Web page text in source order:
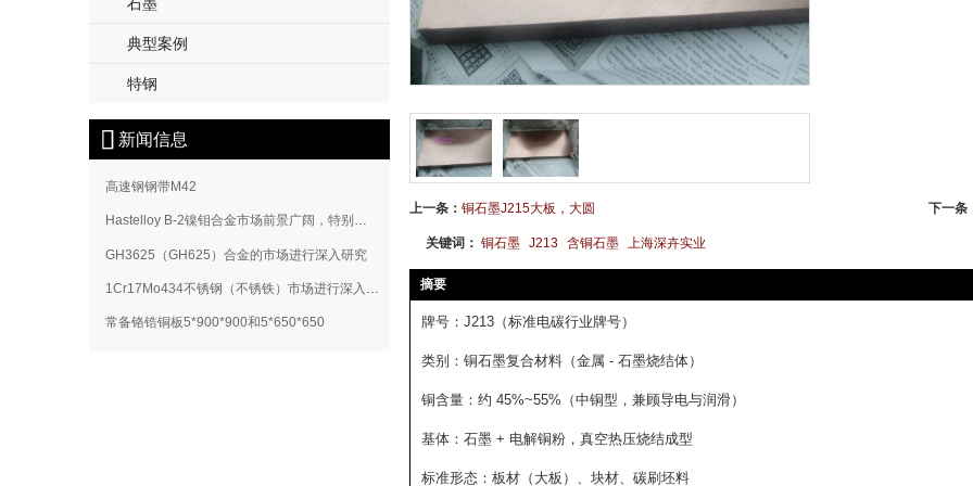
上一条： 铜石墨J215大板，大圆 下一条
关键词： 铜石墨 J213 含铜石墨 上海深卉实业
摘要
牌号：J213（标准电碳行业牌号）
类别：铜石墨复合材料（金属 - 石墨烧结体）
铜含量：约 45%~55%（中铜型，兼顾导电与润滑）
基体：石墨 + 电解铜粉，真空热压烧结成型
标准形态：板材（大板）、块材、碳刷坯料
典型案例
特钢
 新闻信息
高速钢钢带M42
Hastelloy B-2镍钼合金市场前景广阔，特别是在新兴经济体和技术创新的推动下，需求将持续增长
GH3625（GH625）合金的市场进行深入研究
1Cr17Mo434不锈钢（不锈铁）市场进行深入研究
常备铬锆铜板5*900*900和5*650*650